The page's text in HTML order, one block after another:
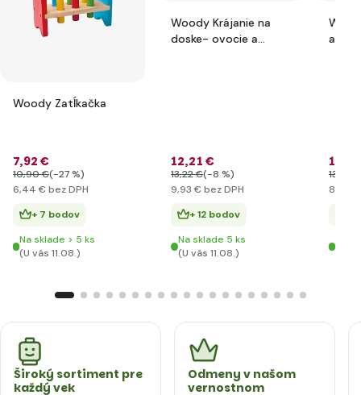
Woody Zatĺkačka
7,92 €
10,90 €(-27 %)
6,44 € bez DPH
+ 7 bodov
Na sklade > 5 ks
(U vás 11.08.)
Woody Krájanie na
doske- ovocie a
12,21 €
13,22 €(-8 %)
9,93 € bez DPH
+ 12 bodov
Na sklade 5 ks
(U vás 11.08.)
auto
10
13
8
Široký sortiment pre
každý vek
Odmeny v našom
vernostnom